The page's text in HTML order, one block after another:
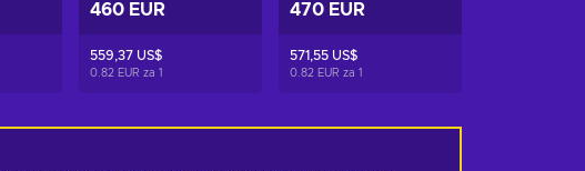
460 EUR
559,37 US$
0.82 EUR za1
470 EUR
571,55 US$
0.82 EUR za1